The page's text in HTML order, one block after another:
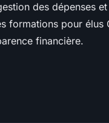
des dépenses
formations pour élus
financière.